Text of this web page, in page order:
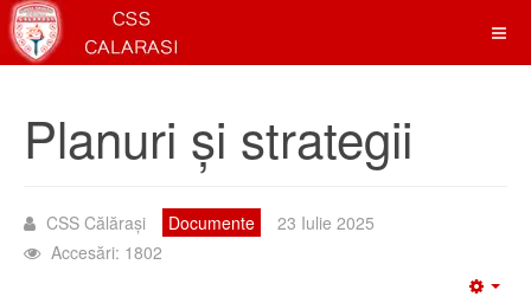
Planuri și strategii
CSS Călărași Documente
23 Iulie 2025
Accesări: 1802